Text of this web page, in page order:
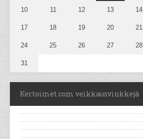
10 11 12 13 14
17 18 19 20 21
24 25 26 27 28
31
Kertoimet.com veikkausvinkkejä